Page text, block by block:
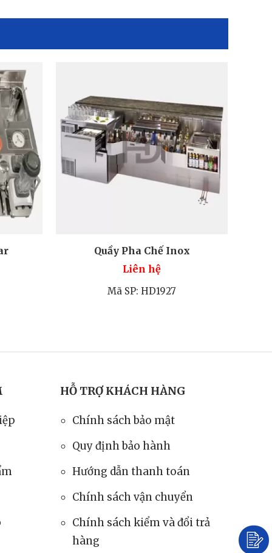
Quầy Pha Chế Inox
Liên hệ
Mã SP: HD1927
HỖ TRỢ KHÁCH HÀNG
Chính sách bảo mật
Quy định bảo hành
Hướng dẫn thanh toán
Chính sách vận chuyển
Chính sách kiểm và đổi trả
hàng